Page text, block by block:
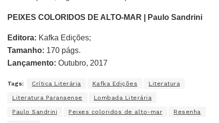
PEIXES COLORIDOS DE ALTO-MAR | Paulo Sandrini
Editora: Kafka Edições;
Tamanho: 170 págs.
Lançamento: Outubro, 2017
Tags: Crítica Literária Kafka Edições Literatura
Literatura Paranaense Lombada Literária
Paulo Sandrini Peixes coloridos de alto-mar Resenha